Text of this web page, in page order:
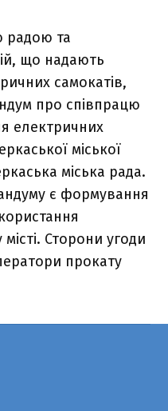
радою та
що надають
самокатів,
про співпрацю
електричних
міської
міська рада.
є формування
Сторони угоди
прокату